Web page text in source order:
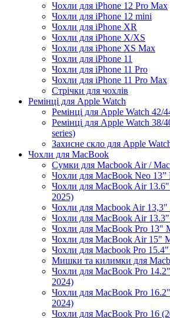
Чохли для iPhone 12 Pro Max
Чохли для iPhone 12 mini
Чохли для iPhone XR
Чохли для iPhone X/XS
Чохли для iPhone XS Max
Чохли для iPhone 11
Чохли для iPhone 11 Pro
Чохли для iPhone 11 Pro Max
Стрічки для чохлів
Ремінці для Apple Watch
Ремінці для Apple Watch 42/
Ремінці для Apple Watch 38/
series)
Захисне скло для Apple
Чохли для MacBook
Сумки для Macbook Air /
Чохли для MacBook Neo 13”
Чохли для MacBook Air
2025)
Чохли для Macbook Air 13,3"
Чохли для MacBook Air
Чохли для MacBook Pro 13"
Чохли для MacBook Air 15"
Чохли для Macbook Pro
Мишки та килимки для
Чохли для MacBook Pro
2024)
Чохли для MacBook Pro
2024)
Чохли для MacBook Pro 16